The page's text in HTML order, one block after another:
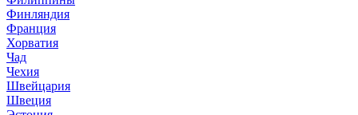
Финляндия
Франция
Хорватия
Чад
Чехия
Швейцария
Швеция